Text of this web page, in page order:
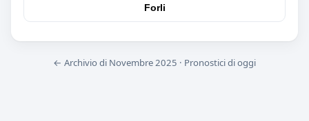
Forli
← Archivio di Novembre 2025 · Pronostici di oggi